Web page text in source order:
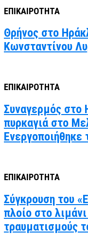
ΕΠΙΚΑΙΡΟΤΗΤΑ
Θρήνος στο
Κωνσταντίνου
ΕΠΙΚΑΙΡΟΤΗΤΑ
Συναγερμός στο
πυρκαγιά στο
Ενεργοποιήθηκε
ΕΠΙΚΑΙΡΟΤΗΤΑ
Σύγκρουση του
πλοίο στο
τραυματισμούς